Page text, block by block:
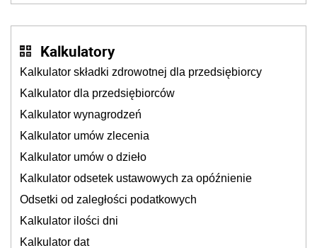
Kalkulatory
Kalkulator składki zdrowotnej dla przedsiębiorcy
Kalkulator dla przedsiębiorców
Kalkulator wynagrodzeń
Kalkulator umów zlecenia
Kalkulator umów o dzieło
Kalkulator odsetek ustawowych za opóźnienie
Odsetki od zaległości podatkowych
Kalkulator ilości dni
Kalkulator dat